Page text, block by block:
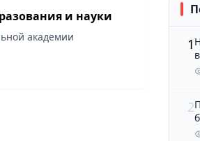
и науки
академии
1
2